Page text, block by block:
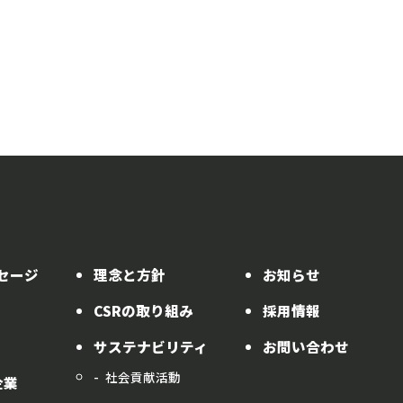
ージ
業
理念と方針
CSRの取り組み
サステナビリティ
社会貢献活動
お知らせ
採用情報
お問い合わせ